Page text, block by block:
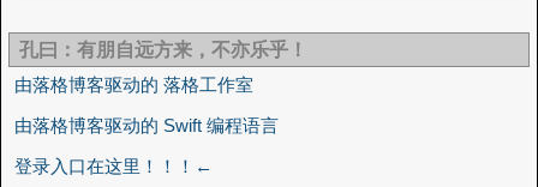
孔曰：有朋自远方来，不亦乐乎！
由落格博客驱动的 落格工作室
由落格博客驱动的 Swift 编程语言
登录入口在这里！！！←